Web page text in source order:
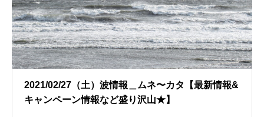
2021/02/27（土）波情報＿ムネ〜カタ【最新情報&
キャンペーン情報など盛り沢山★】